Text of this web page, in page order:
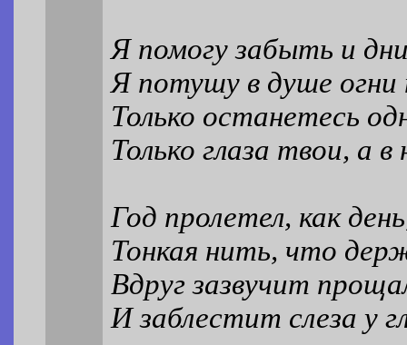
Я помогу забыть и
Я потушу в душе
Только останетесь
Только глаза твои, а
Год пролетел, как
Тонкая нить, что
Вдруг зазвучит
И заблестит слеза у